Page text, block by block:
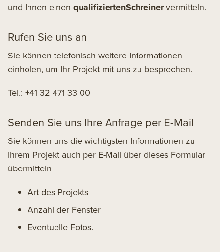
und Ihnen einen qualifiziertenSchreinervermitteln.
Rufen Sie uns an
Sie können telefonisch weitere Informationen
einholen, um Ihr Projekt mit uns zu besprechen.
Tel.: +41 32 471 33 00
Senden Sie uns Ihre Anfrage per E-Mail
Sie können uns die wichtigsten Informationen zu
Ihrem Projekt auch per E-Mail über dieses Formular
übermitteln .
Art des Projekts
Anzahl der Fenster
Eventuelle Fotos.